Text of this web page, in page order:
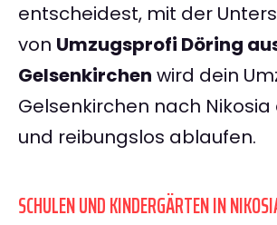
entscheidest, mit der
von Umzugsprofi Döring
Gelsenkirchen wird dein
Gelsenkirchen nach
und reibungslos ablaufen.
SCHULEN UND KINDERGÄRTEN IN